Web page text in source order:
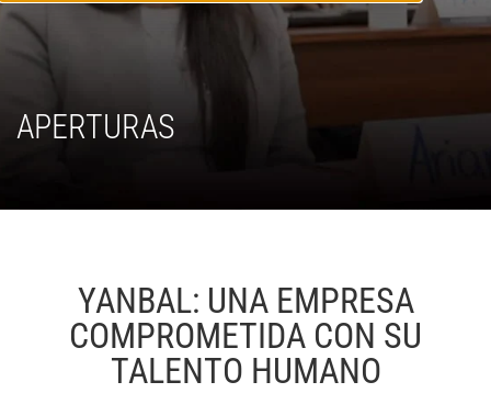
APERTURAS
YANBAL: UNA EMPRESA
COMPROMETIDA CON SU
TALENTO HUMANO